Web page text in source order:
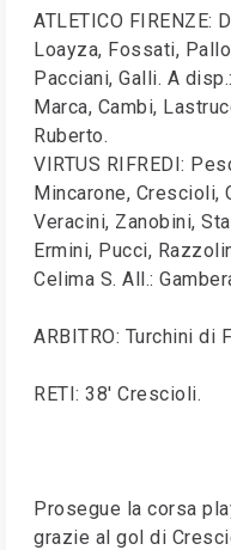
ATLETICO FIRENZE:
Loayza, Fossati,
Pacciani, Galli. A
Marca, Cambi,
Ruberto.
VIRTUS RIFREDI:
Mincarone, Crescioli,
Veracini, Zanobini,
Ermini, Pucci,
Celima S. All.:
ARBITRO: Turchini di
RETI: 38' Crescioli.
Prosegue la corsa
grazie al gol di